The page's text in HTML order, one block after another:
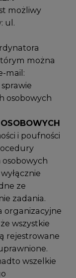
możliwy
ul.
można
mail:
osobowych
i poufności
ze
zadania.
organizacyjne
wszystkie
rejestrowane
wszelkie